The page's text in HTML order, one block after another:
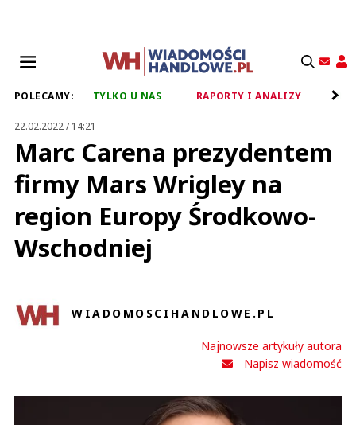
POLECAMY: TYLKO U NAS RAPORTY I ANALIZY
22.02.2022 / 14:21
Marc Carena prezydentem
firmy Mars Wrigley na
region Europy Środkowo-
Wschodniej
WIADOMOSCIHANDLOWE.PL
Najnowsze artykuły autora
Napisz wiadomość